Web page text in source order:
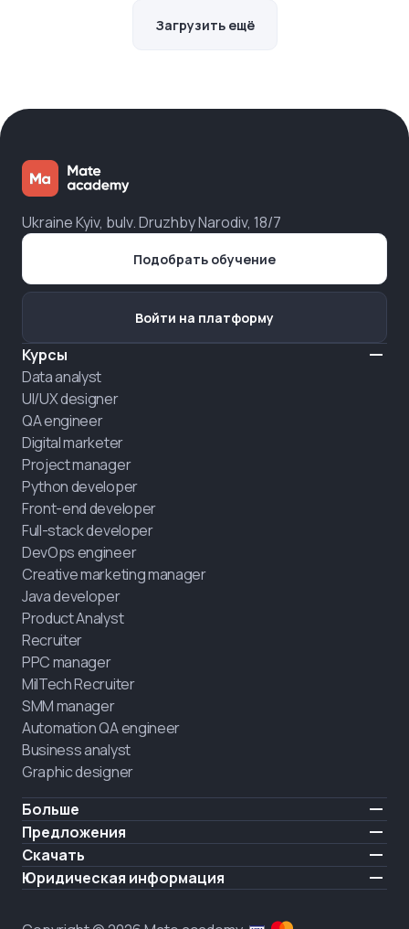
Загрузить ещё
Ukraine Kyiv, bulv. Druzhby Narodiv, 18/7
Курсы
Data analyst
UI/UX designer
QA engineer
Digital marketer
Project manager
Python developer
Front-end developer
Full-stack developer
DevOps engineer
Creative marketing manager
Java developer
Product Analyst
Recruiter
PPC manager
MilTech Recruiter
SMM manager
Automation QA engineer
Business analyst
Graphic designer
Больше
Цены
Отзывы
О нас
Предложения
IT для ветеранов
Нанять выпускника
Обучение полного дня
Скачать
iOS
Юридическая информация
Политика конфиденциальности
Подобрать обучение
Войти на платформу